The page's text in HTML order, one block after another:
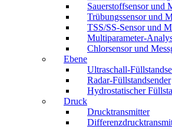
Sauerstoffsensor und
Trübungssensor und
TSS/SS-Sensor und
Multiparameter-
Chlorsensor und
Ebene
Ultraschall-
Radar-Füllstandsender
Hydrostatischer
Druck
Drucktransmitter